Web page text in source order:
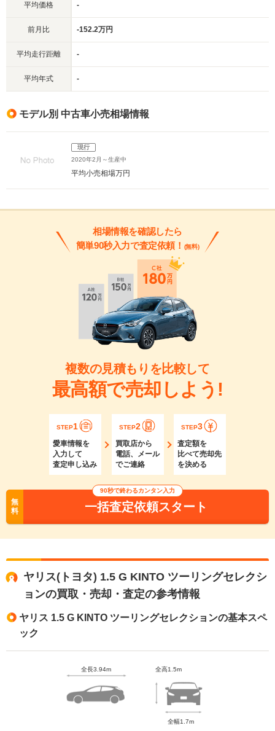
平均価格 -
前月比 -152.2万円
平均走行距離 -
平均年式 -
モデル別 中古車小売相場情報
現行
2020年2月～生産中
平均小売相場万円
相場情報を確認したら
簡単90秒入力で査定依頼！ (無料)
複数の見積もりを比較して
最高額で売却しよう!
STEP1
愛車情報を
入力して
査定申し込み
STEP2
買取店から
電話、メール
でご連絡
STEP3
査定額を
比べて売却先
を決める
無
料
90秒で終わるカンタン入力
一括査定依頼スタート
ヤリス(トヨタ) 1.5 G KINTO ツーリングセレクシ
ョンの買取・売却・査定の参考情報
ヤリス 1.5 G KINTO ツーリングセレクションの基本スペ
ック
全長3.94m 全高1.5m
全幅1.7m